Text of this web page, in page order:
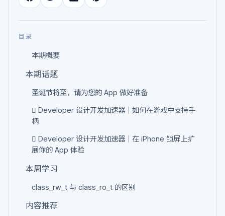
目录
本期概要
本期话题
圣诞节将至，请为您的 App 做好准备
 Developer 设计开发加速器｜如何在游戏中支持手
柄
 Developer 设计开发加速器｜在 iPhone 锁屏上扩
展你的 App 体验
本周学习
class_rw_t 与 class_ro_t 的区别
内容推荐